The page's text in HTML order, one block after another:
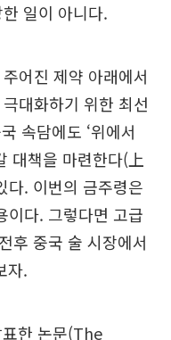
일이 아니다.
어진 제약 아래에서
대화하기 위한 최선
속담에도 ‘위에서
대책을 마련한다(上
다. 이번의 금주령은
이다. 그렇다면 고급
후 중국 술 시장에서
자.
한 논문(The